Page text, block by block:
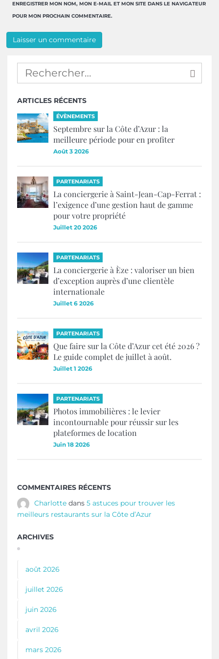
ENREGISTRER MON NOM, MON E-MAIL ET MON SITE DANS LE NAVIGATEUR
POUR MON PROCHAIN COMMENTAIRE.
ARTICLES RÉCENTS
ÉVÈNEMENTS
Septembre sur la Côte d’Azur : la
meilleure période pour en profiter
Août 3 2026
PARTENARIATS
La conciergerie à Saint-Jean-Cap-Ferrat :
l’exigence d’une gestion haut de gamme
pour votre propriété
Juillet 20 2026
PARTENARIATS
La conciergerie à Èze : valoriser un bien
d’exception auprès d’une clientèle
internationale
Juillet 6 2026
PARTENARIATS
Que faire sur la Côte d’Azur cet été 2026 ?
Le guide complet de juillet à août.
Juillet 1 2026
PARTENARIATS
Photos immobilières : le levier
incontournable pour réussir sur les
plateformes de location
Juin 18 2026
COMMENTAIRES RÉCENTS
Charlotte dans 5 astuces pour trouver les
meilleurs restaurants sur la Côte d’Azur
ARCHIVES
août 2026
juillet 2026
juin 2026
avril 2026
mars 2026